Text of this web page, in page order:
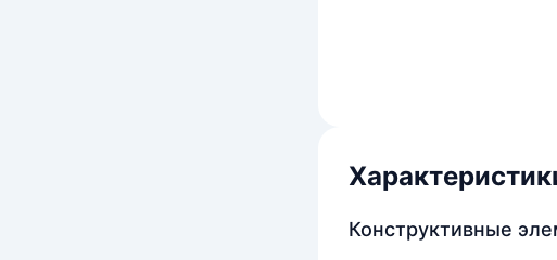
Конструктивные